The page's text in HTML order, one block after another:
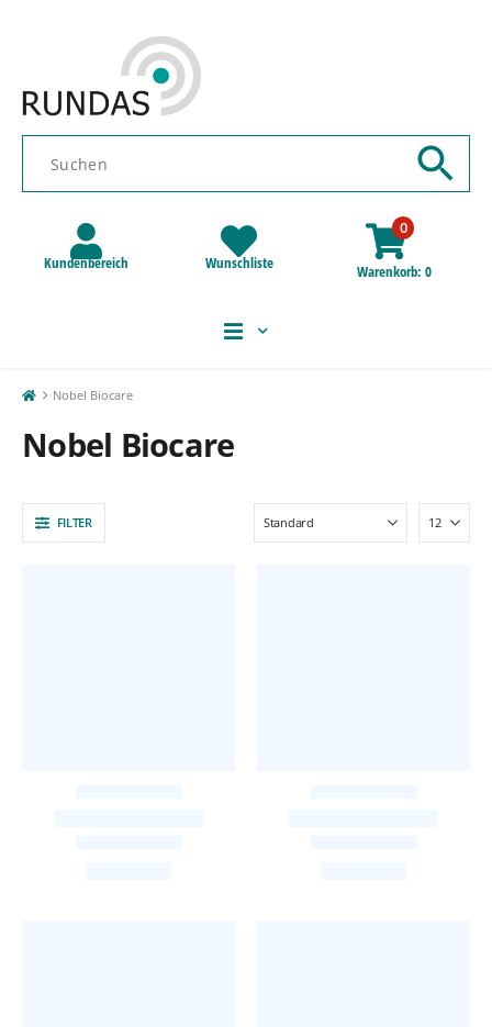
Kundenbereich Wunschliste
0
Warenkorb 0
Nobel Biocare
Nobel Biocare
FILTER